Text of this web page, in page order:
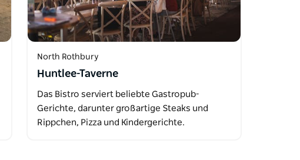
North Rothbury
Huntlee-Taverne
Das Bistro serviert beliebte Gastropub-
Gerichte, darunter großartige Steaks und
Rippchen, Pizza und Kindergerichte.